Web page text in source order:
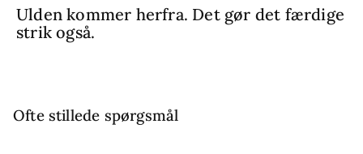
Ulden kommer herfra. Det gør det færdige
strik også.
Ofte stillede spørgsmål